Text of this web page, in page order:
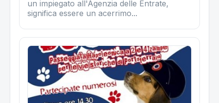
un impiegato all'Agenzia delle Entrate,
significa essere un acerrimo...